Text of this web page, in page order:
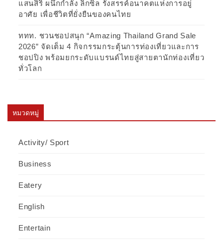
แสนสิริ ผนึกกำลัง ลิกซิล รังสรรค์อนาคตแห่งการอยู่
อาศัย เพื่อชีวิตที่ยั่งยืนของคนไทย
ททท. ชวนชอปสนุก “Amazing Thailand Grand Sale
2026” จัดเต็ม 4 กิจกรรมกระตุ้นการท่องเที่ยวและการ
ชอปปิง พร้อมยกระดับแบรนด์ไทยสู่สายตานักท่องเที่ยว
ทั่วโลก
หมวดหมู่
Activity/ Sport
Business
Eatery
English
Entertain